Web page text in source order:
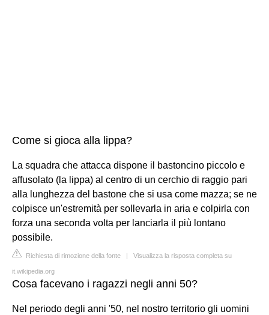
Come si gioca alla lippa?
La squadra che attacca dispone il bastoncino piccolo e
affusolato (la lippa) al centro di un cerchio di raggio pari
alla lunghezza del bastone che si usa come mazza; se ne
colpisce un'estremità per sollevarla in aria e colpirla con
forza una seconda volta per lanciarla il più lontano
possibile.
Richiesta di rimozione della fonte | Visualizza la risposta completa su
it.wikipedia.org
Cosa facevano i ragazzi negli anni 50?
Nel periodo degli anni '50, nel nostro territorio gli uomini